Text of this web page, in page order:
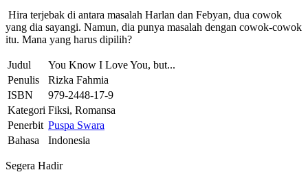
Hira terjebak di antara masalah Harlan dan Febyan, dua cowok
yang dia sayangi. Namun, dia punya masalah dengan cowok-cowok
itu. Mana yang harus dipilih?
Judul
You Know I Love You, but...
Penulis
Rizka Fahmia
ISBN
979-2448-17-9
Kategori Fiksi, Romansa
Penerbit Puspa Swara
Bahasa
Indonesia
Segera Hadir